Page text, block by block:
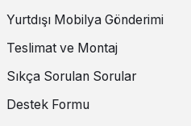
Yurtdışı Mobilya Gönderimi
Teslimat ve Montaj
Sıkça Sorulan Sorular
Destek Formu